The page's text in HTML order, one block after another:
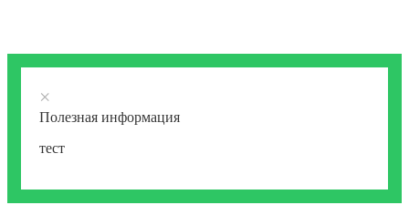
×
Полезная информация
тест